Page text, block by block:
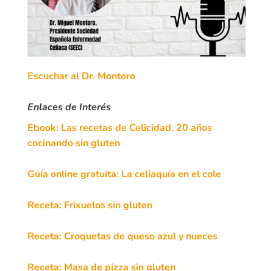
Escuchar al Dr. Montoro
Enlaces de Interés
Ebook: Las recetas de Celicidad. 20 años
cocinando sin gluten
Guía online gratuita: La celiaquía en el cole
Receta: Frixuelos sin gluten
Receta: Croquetas de queso azul y nueces
Receta: Masa de pizza sin gluten